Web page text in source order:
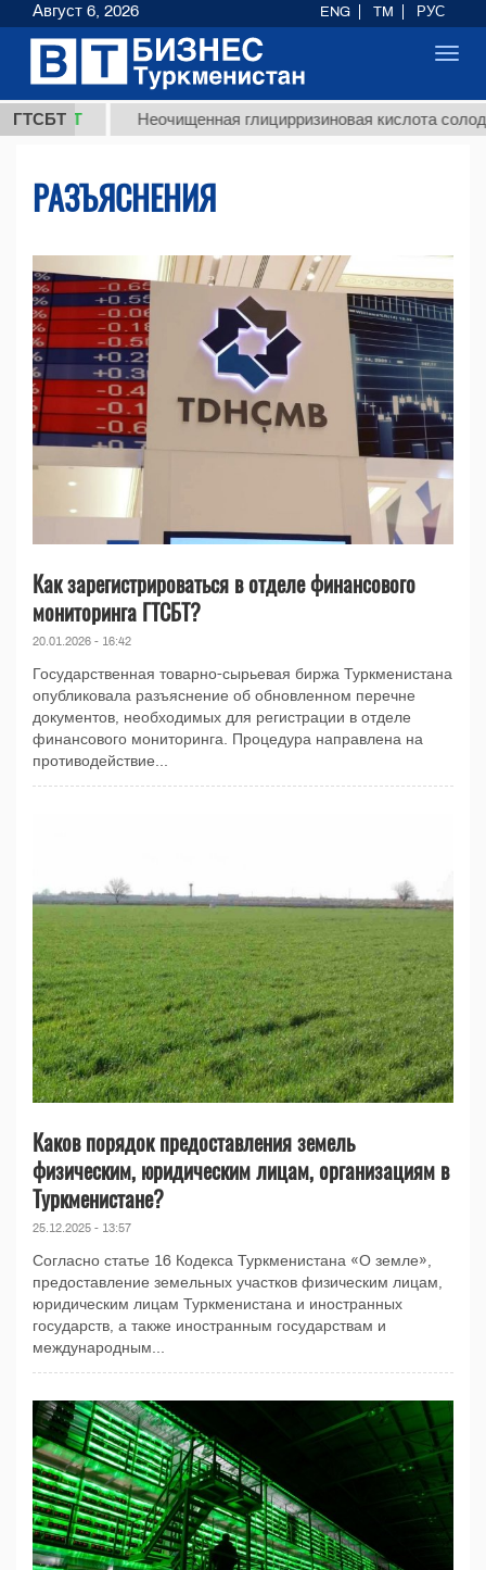
ГТСБТНеочищенная глицирризиновая кислота солодкового
РАЗЪЯСНЕНИЯ
Как зарегистрироваться в отделе финансового
мониторинга ГТСБТ?
20.01.2026 - 16:42
Государственная товарно-сырьевая биржа Туркменистана
опубликовала разъяснение об обновленном перечне
документов, необходимых для регистрации в отделе
финансового мониторинга. Процедура направлена на
противодействие...
Каков порядок предоставления земель
физическим, юридическим лицам, организациям в
Туркменистане?
25.12.2025 - 13:57
Согласно статье 16 Кодекса Туркменистана «О земле»,
предоставление земельных участков физическим лицам,
юридическим лицам Туркменистана и иностранных
государств, а также иностранным государствам и
международным...
Август 6, 2026 ENG TM РУС